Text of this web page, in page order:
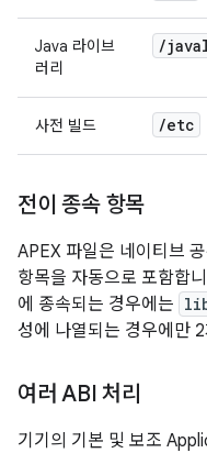
Java 라이브
러리
/
사전 빌드 /etc
전이 종속 항목
APEX 파일은 네이티브
항목을 자동으로 포함합
에 종속되는 경우에는
성에 나열되는 경우에만
여러 ABI 처리
기기의 기본 및 보조